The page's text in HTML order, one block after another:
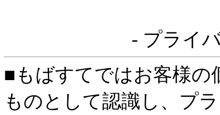
- プライ
■もばすてではお客様の
ものとして認識し、プ